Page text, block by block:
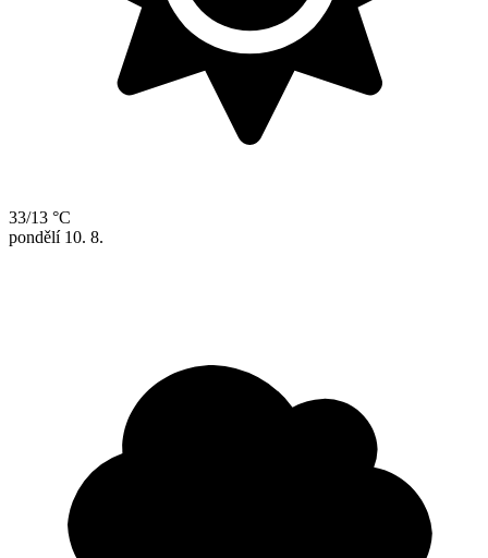
33/13 °C
pondělí 10. 8.